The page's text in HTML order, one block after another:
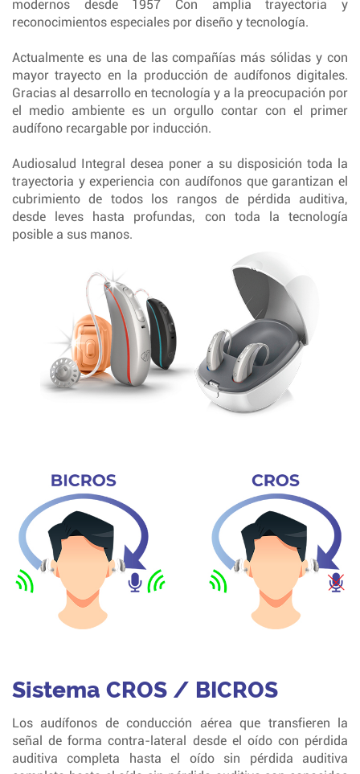
modernos desde 1957 Con amplia trayectoria y
reconocimientos especiales por diseño y tecnología.
Actualmente es una de las compañías más sólidas y con
mayor trayecto en la producción de audífonos digitales.
Gracias al desarrollo en tecnología y a la preocupación por
el medio ambiente es un orgullo contar con el primer
audífono recargable por inducción.
Audiosalud Integral desea poner a su disposición toda la
trayectoria y experiencia con audífonos que garantizan el
cubrimiento de todos los rangos de pérdida auditiva,
desde leves hasta profundas, con toda la tecnología
posible a sus manos.
Sistema CROS / BICROS
Los audífonos de conducción aérea que transfieren la
señal de forma contra-lateral desde el oído con pérdida
auditiva completa hasta el oído sin pérdida auditiva